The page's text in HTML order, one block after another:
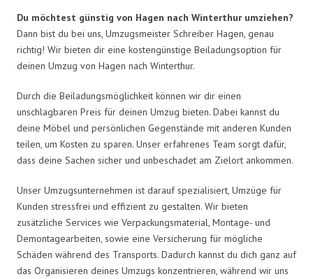
Du möchtest günstig von Hagen nach Winterthur umziehen?
Dann bist du bei uns, Umzugsmeister Schreiber Hagen, genau
richtig! Wir bieten dir eine kostengünstige Beiladungsoption für
deinen Umzug von Hagen nach Winterthur.
Durch die Beiladungsmöglichkeit können wir dir einen
unschlagbaren Preis für deinen Umzug bieten. Dabei kannst du
deine Möbel und persönlichen Gegenstände mit anderen Kunden
teilen, um Kosten zu sparen. Unser erfahrenes Team sorgt dafür,
dass deine Sachen sicher und unbeschadet am Zielort ankommen.
Unser Umzugsunternehmen ist darauf spezialisiert, Umzüge für
Kunden stressfrei und effizient zu gestalten. Wir bieten
zusätzliche Services wie Verpackungsmaterial, Montage- und
Demontagearbeiten, sowie eine Versicherung für mögliche
Schäden während des Transports. Dadurch kannst du dich ganz auf
das Organisieren deines Umzugs konzentrieren, während wir uns